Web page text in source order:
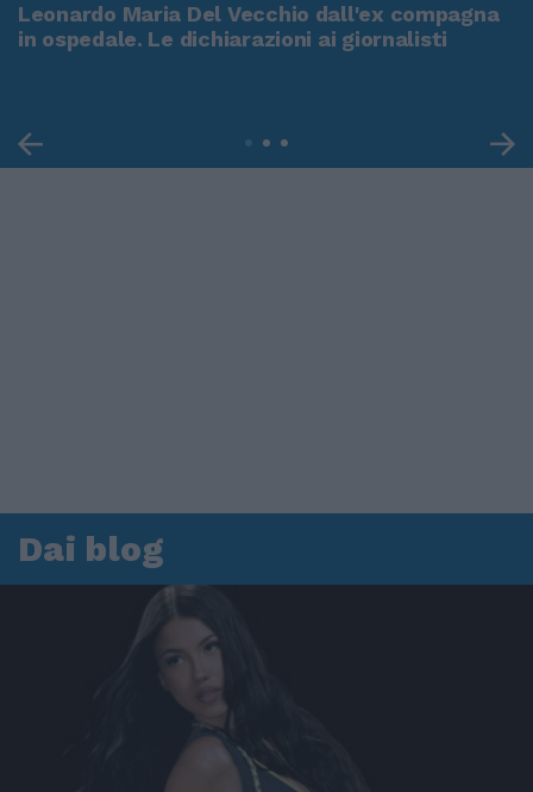
Leonardo Maria Del Vecchio dall'ex compagna
in ospedale. Le dichiarazioni ai giornalisti
Dai blog